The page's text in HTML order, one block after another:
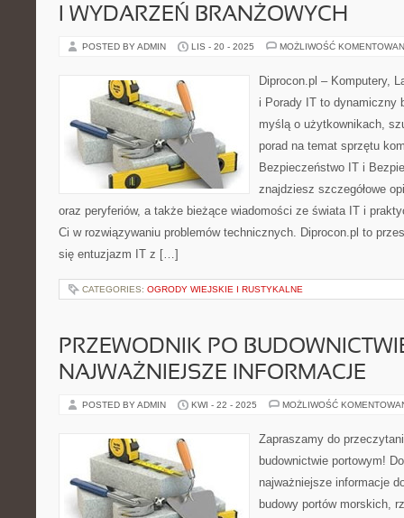
I WYDARZEŃ BRANŻOWYCH
POSTED BY ADMIN LIS - 20 - 2025 MOŻLIWOŚĆ
Diprocon.pl – Komputery,
i Porady IT to dynamiczny
myślą o użytkownikach,
porad na temat sprzętu
Bezpieczeństwo IT i
znajdziesz szczegółowe
oraz peryferiów, a także bieżące wiadomości ze świata IT i
Ci w rozwiązywaniu problemów technicznych. Diprocon.pl to
się entuzjazm IT z […]
CATEGORIES: OGRODY WIEJSKIE I RUSTYKALNE
PRZEWODNIK PO
NAJWAŻNIEJSZE INFORMACJE
POSTED BY ADMIN KWI - 22 - 2025 MOŻLIWOŚĆ
Zapraszamy do
budownictwie portowym!
najważniejsze informacje
budowy portów morskich,